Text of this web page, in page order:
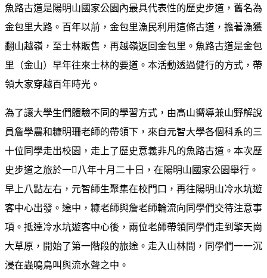
魚路古道是陽明山國家公園內最具代表性的歷史步道，舊名為
金包里大路。百年以前，金包里漁民利用這條古道，擔著漁獲
翻山越嶺，至士林販售，再越嶺返回金包里。魚路古道是金包
里（金山）早年往來士林的要道。本活動透過健行的方式，帶
領大家穿越百年時光。
為了讓大學生們體驗不同的學習方式，由高山嚮導兼山野解說
員詹學農和糠明珊老師的帶領下，來自元智大學各個科系的三
十位同學走出校園，走上了歷史意義非凡的魚路古道。本次歷
史步道之旅於一八年十月二十日，在陽明山國家公園舉行。
早上八點左右，元智師生聚集在校門口，再往陽明山冷水坑遊
客中心出發。途中，糠老師與詹老師輪流向同學們交待注意事
項。抵達冷水坑遊客中心後，兩位老師帶領同學們走到擎天崗
大草原，開始了第一階段的旅途。走入山林間，同學們一一沉
浸在蟲鳴鳥叫與流水聲之中。